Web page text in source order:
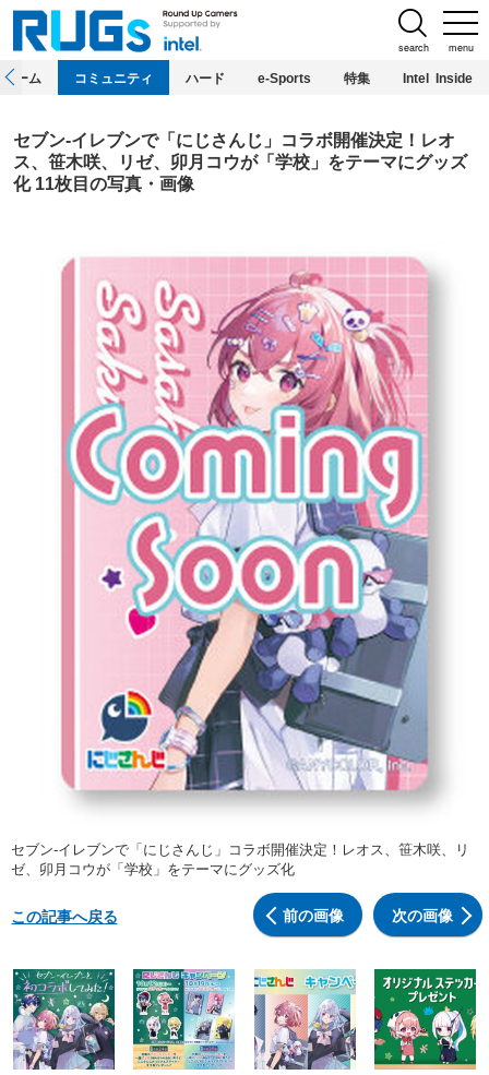
menu
search
ホーム コミュニティ ハード e-Sports 特集 Intel Inside
セブン‐イレブンで「にじさんじ」コラボ開催決定！レオ
ス、笹木咲、リゼ、卯月コウが「学校」をテーマにグッズ
化 11枚目の写真・画像
セブン‐イレブンで「にじさんじ」コラボ開催決定！レオス、笹木咲、リ
ゼ、卯月コウが「学校」をテーマにグッズ化
前の画像 次の画像
この記事へ戻る